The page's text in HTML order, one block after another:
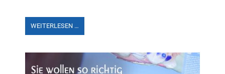
WEITERLESEN …